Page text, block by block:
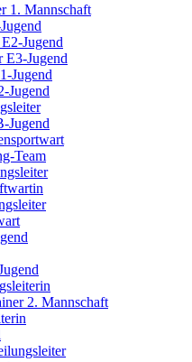
1. Mannschaft
Jugend
E3-Jugend
Jugend
Jugend
Jugend
Team
2. Mannschaft